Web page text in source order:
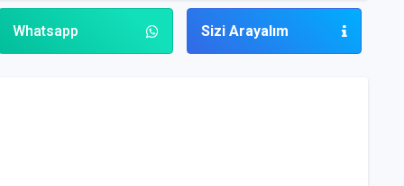
Whatsapp Sizi Arayalım